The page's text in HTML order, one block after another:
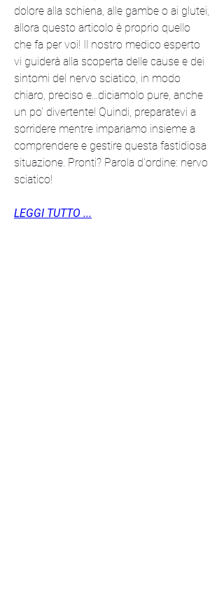
dolore alla schiena, alle gambe o ai glutei,
allora questo articolo è proprio quello
che fa per voi! Il nostro medico esperto
vi guiderà alla scoperta delle cause e dei
sintomi del nervo sciatico, in modo
chiaro, preciso e...diciamolo pure, anche
un po' divertente! Quindi, preparatevi a
sorridere mentre impariamo insieme a
comprendere e gestire questa fastidiosa
situazione. Pronti? Parola d'ordine: nervo
sciatico!
LEGGI TUTTO ...